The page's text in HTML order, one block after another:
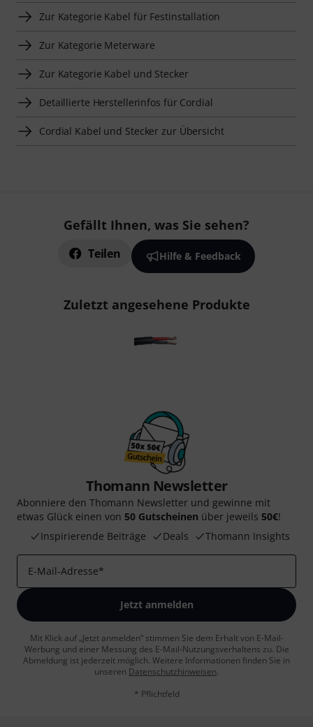
Zur Kategorie Kabel für Festinstallation
Zur Kategorie Meterware
Zur Kategorie Kabel und Stecker
Detaillierte Herstellerinfos für Cordial
Cordial Kabel und Stecker zur Übersicht
Gefällt Ihnen, was Sie sehen?
Teilen Hilfe & Feedback
Zuletzt angesehene Produkte
Thomann Newsletter
Abonniere den Thomann Newsletter und gewinne mit
etwas Glück einen von 50 Gutscheinen über jeweils 50€!
Inspirierende Beiträge
Deals Thomann Insights
E-Mail-Adresse*
Jetzt anmelden
Mit Klick auf „Jetzt anmelden“ stimmen Sie dem Erhalt von E-Mail-
Werbung und einer Messung des E-Mail-Nutzungsverhaltens zu. Die
Abmeldung ist jederzeit möglich. Weitere Informationen finden Sie in
unseren Datenschutzhinweisen.
* Pflichtfeld